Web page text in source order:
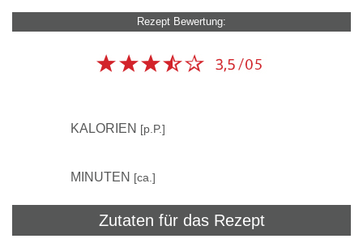
Rezept Bewertung:
KALORIEN [p.P.]
MINUTEN [ca.]
Zutaten für das Rezept